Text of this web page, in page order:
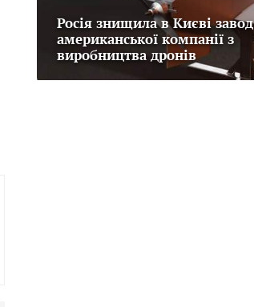
Росія знищила в Києві завод
американської компанії з
виробництва дронів